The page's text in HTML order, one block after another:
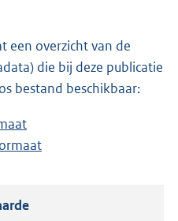
een overzicht van de
die bij deze publicatie
bestand beschikbaar:
e
a